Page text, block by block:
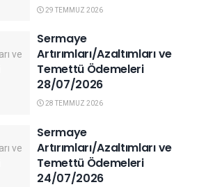
29 TEMMUZ 2026
Sermaye
Artırımları/Azaltımları ve
Temettü Ödemeleri
28/07/2026
28 TEMMUZ 2026
Sermaye
Artırımları/Azaltımları ve
Temettü Ödemeleri
24/07/2026